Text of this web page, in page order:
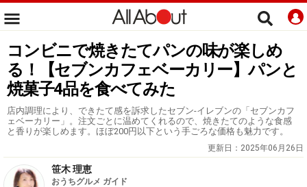
コンビニで焼きたてパンの味が楽しめ
る！【セブンカフェベーカリー】パンと
焼菓子4品を食べてみた
店内調理により、できたて感を訴求したセブン-イレブンの「セブンカフ
ェベーカリー」。注文ごとに温めてくれるので、焼きたてのような食感
と香りが楽しめます。ほぼ200円以下という手ごろな価格も魅力です。
更新日： 2025年06月26日
笹木 理恵
おうちグルメ ガイド